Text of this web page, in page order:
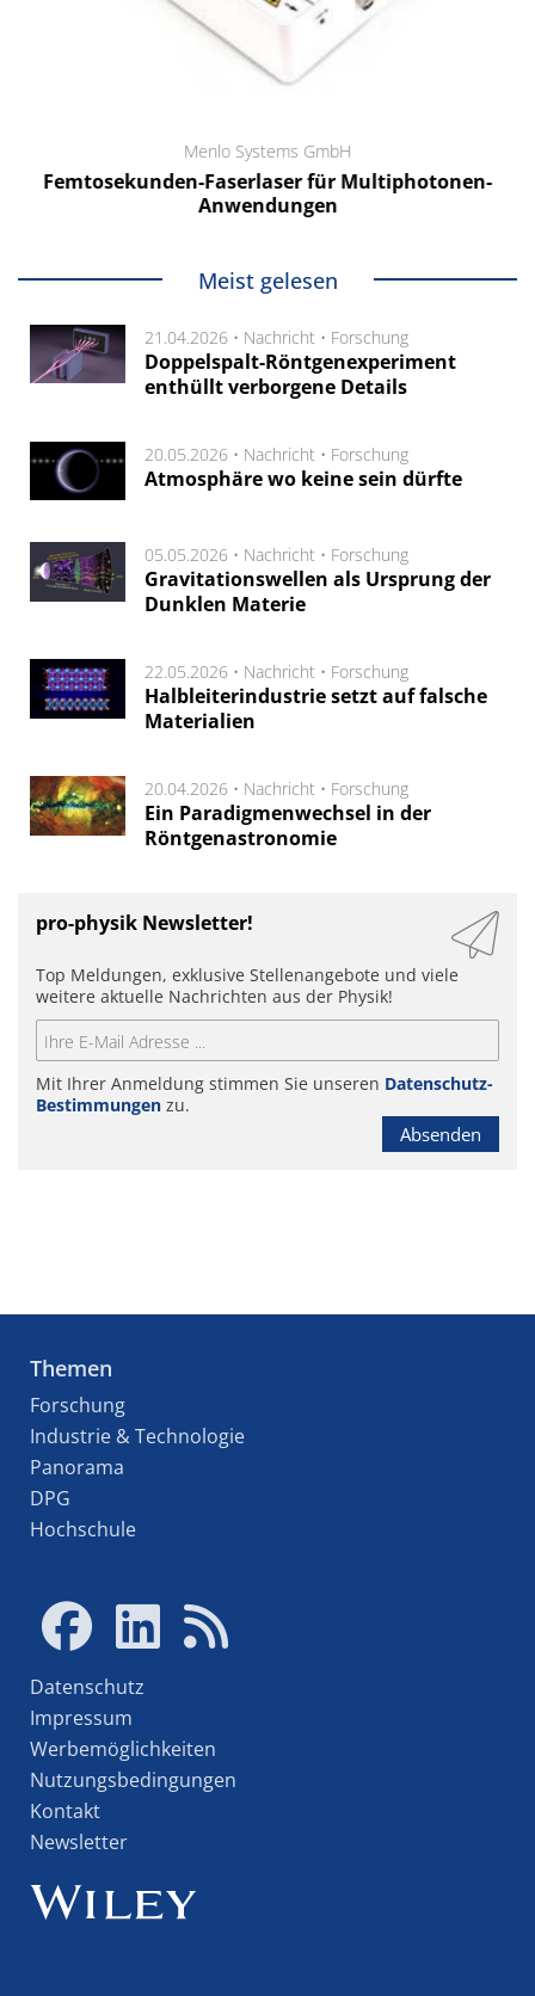
Menlo Systems GmbH
Femtosekunden-Faserlaser für Multiphotonen-
Anwendungen
Meist gelesen
21.04.2026 • Nachricht • Forschung
Doppelspalt-Röntgenexperiment
enthüllt verborgene Details
20.05.2026 • Nachricht • Forschung
Atmosphäre wo keine sein dürfte
05.05.2026 • Nachricht • Forschung
Gravitationswellen als Ursprung der
Dunklen Materie
22.05.2026 • Nachricht • Forschung
Halbleiterindustrie setzt auf falsche
Materialien
20.04.2026 • Nachricht • Forschung
Ein Paradigmenwechsel in der
Röntgenastronomie
pro-physik Newsletter!
Top Meldungen, exklusive Stellenangebote und viele
weitere aktuelle Nachrichten aus der Physik!
Mit Ihrer Anmeldung stimmen Sie unseren Datenschutz-
Bestimmungen zu.
Absenden
Themen
Forschung
Industrie & Technologie
Panorama
DPG
Hochschule
Datenschutz
Impressum
Werbemöglichkeiten
Nutzungsbedingungen
Kontakt
Newsletter